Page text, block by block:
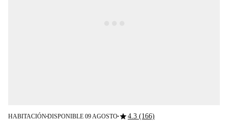
HABITACIÓN■DISPONIBLE 09 AGOSTO■star4.3 (166)